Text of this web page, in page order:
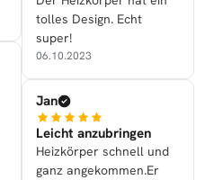
tolles Design. Echt
super!
06.10.2023
Jan
Leicht anzubringen
Heizkörper schnell und
ganz angekommen.Er